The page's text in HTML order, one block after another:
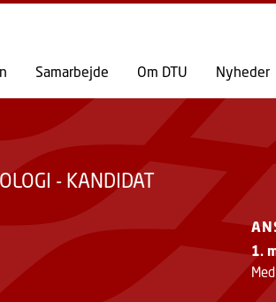
INDHOLD (TRYK ENTER).
Samarbejde Om DTU Nyheder
- KANDIDAT
1.